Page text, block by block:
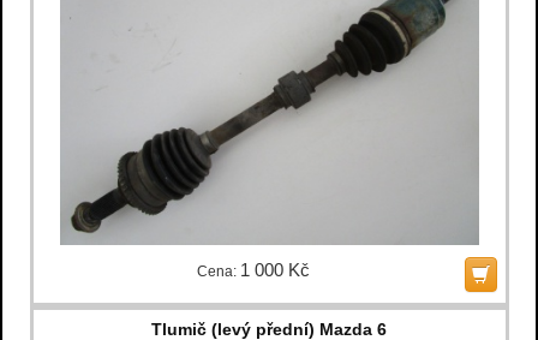
Cena: 1 000 Kč
Tlumič (levý přední) Mazda 6